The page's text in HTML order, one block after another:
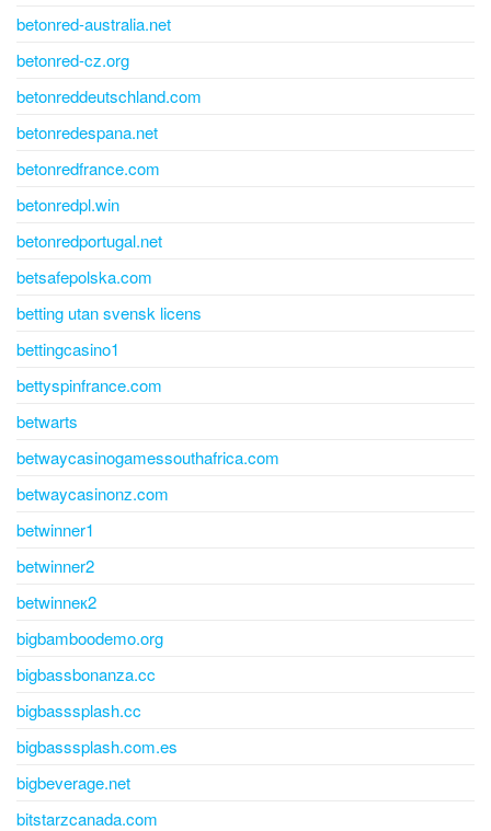
betonred-australia.net
betonred-cz.org
betonreddeutschland.com
betonredespana.net
betonredfrance.com
betonredpl.win
betonredportugal.net
betsafepolska.com
betting utan svensk licens
bettingcasino1
bettyspinfrance.com
betwarts
betwaycasinogamessouthafrica.com
betwaycasinonz.com
betwinner1
betwinner2
betwinneк2
bigbamboodemo.org
bigbassbonanza.cc
bigbasssplash.cc
bigbasssplash.com.es
bigbeverage.net
bitstarzcanada.com